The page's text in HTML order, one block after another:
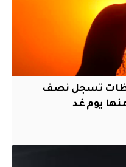
تسجل نصف
يوم غد